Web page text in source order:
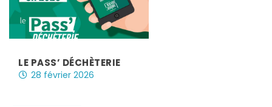
LE PASS’ DÉCHÈTERIE
28 février 2026